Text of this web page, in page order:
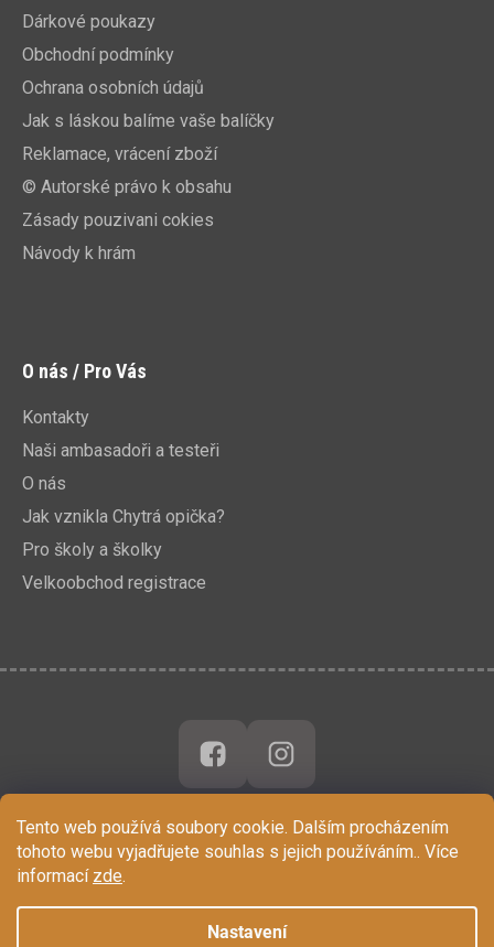
Tento web používá soubory cookie. Dalším procházením
tohoto webu vyjadřujete souhlas s jejich používáním.. Více
informací zde.
Nastavení
Dárkové poukazy
Obchodní podmínky
Ochrana osobních údajů
Jak s láskou balíme vaše balíčky
Reklamace, vrácení zboží
© Autorské právo k obsahu
Zásady pouzivani cokies
Návody k hrám
O nás / Pro Vás
Kontakty
Naši ambasadoři a testeři
O nás
Jak vznikla Chytrá opička?
Pro školy a školky
Velkoobchod registrace